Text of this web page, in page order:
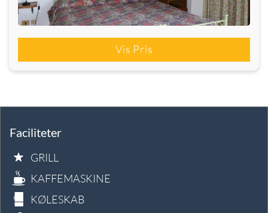
Vis Pris
Faciliteter
GRILL
KAFFEMASKINE
KØLESKAB